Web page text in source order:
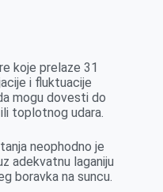
A
p
l
koje prelaze 31
i fluktuacije
mogu dovesti do
toplotnog udara.
neophodno je
adekvatnu laganiju
boravka na suncu.